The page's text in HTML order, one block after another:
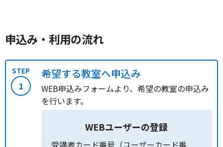
申込み・利用の流れ
STEP
1
希望する教室へ申込み
WEB申込みフォームより、希望の教室の申込み
を行います。
WEBユーザーの登録